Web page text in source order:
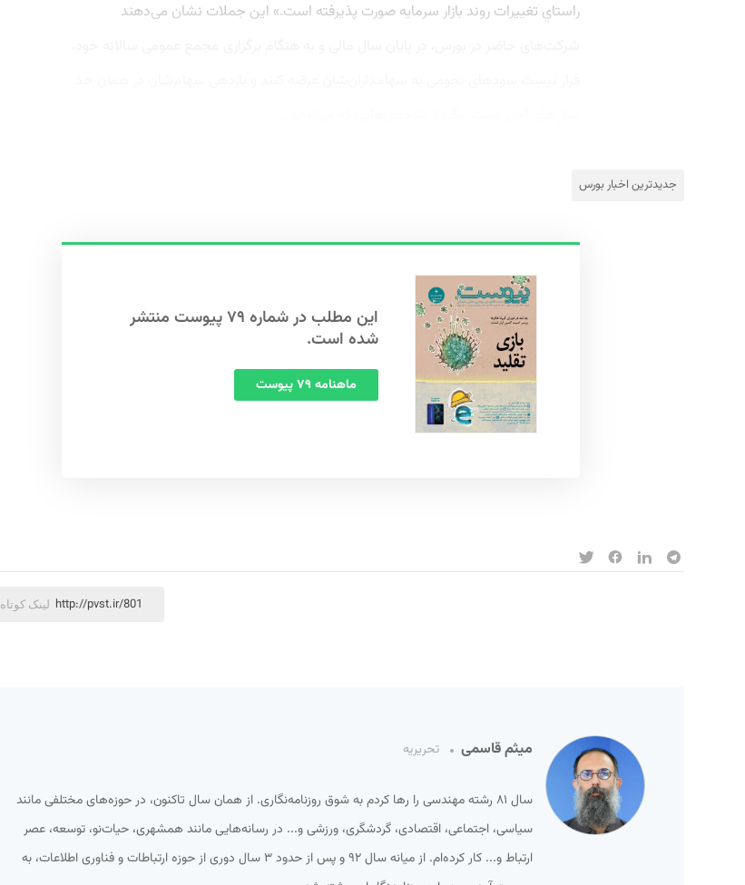
راستاي تغييرات روند بازار سرمايه صورت پذيرفته است.» این جملات نشان می‌دهند
جدیدترین اخبار بورس
این مطلب در شماره ۷۹ پیوست منتشر
شده است.
ماهنامه ۷۹ پیوست
لینک کوتاه http://pvst.ir/801
میثم قاسمی تحریریه
سال ۸۱ رشته مهندسی را رها کردم به شوق روزنامه‌نگاری. از همان سال تاکنون، در حوزه‌های مختلفی مانند
سیاسی، اجتماعی، اقتصادی، گردشگری، ورزشی و... در رسانه‌هایی مانند همشهری، حیات‌نو، توسعه، عصر
ارتباط و... کار کرده‌ام. از میانه سال ۹۲ و پس از حدود ۳ سال دوری از حوزه ارتباطات و فناوری اطلاعات، به